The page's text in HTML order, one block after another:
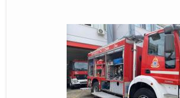
Ο Μύθος της
Γνωρίζουμε τον Νέστο, την Ξάνθη